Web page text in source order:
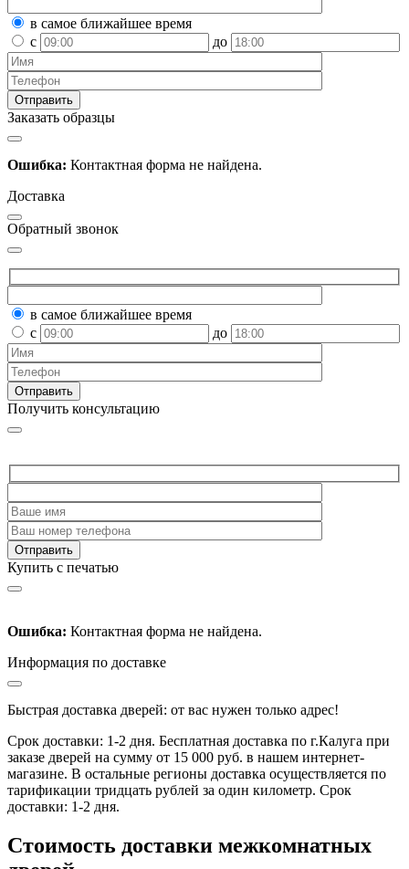
в самое ближайшее время
с
до
Заказать образцы
Ошибка: Контактная форма не найдена.
Доставка
Обратный звонок
в самое ближайшее время
с
до
Получить консультацию
Купить с печатью
Ошибка: Контактная форма не найдена.
Информация по доставке
Быстрая доставка дверей: от вас нужен только адрес!
Срок доставки: 1-2 дня. Бесплатная доставка по г.Калуга при
заказе дверей на сумму от 15 000 руб. в нашем интернет-
магазине. В остальные регионы доставка осуществляется по
тарификации тридцать рублей за один километр. Срок
доставки: 1-2 дня.
Стоимость доставки межкомнатных